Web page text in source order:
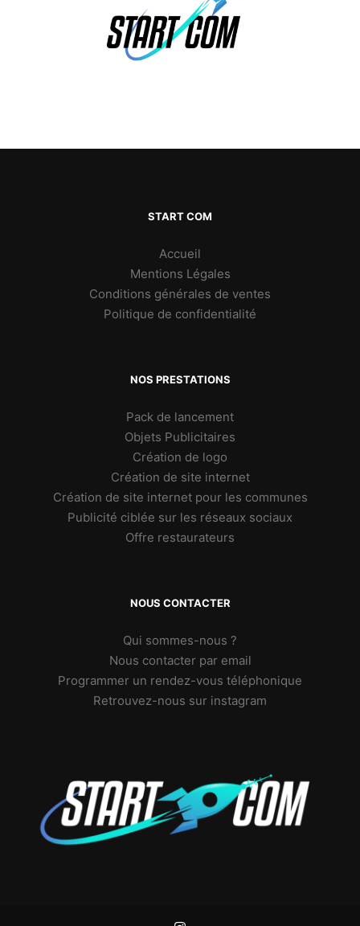
START COM
Accueil
Mentions Légales
Conditions générales de ventes
Politique de confidentialité
NOS PRESTATIONS
Pack de lancement
Objets Publicitaires
Création de logo
Création de site internet
Création de site internet pour les communes
Publicité ciblée sur les réseaux sociaux
Offre restaurateurs
NOUS CONTACTER
Qui sommes-nous ?
Nous contacter par email
Programmer un rendez-vous téléphonique
Retrouvez-nous sur instagram